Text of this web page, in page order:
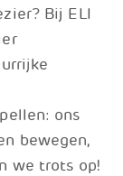
Bij ELI
ons
bewegen,
we trots op!